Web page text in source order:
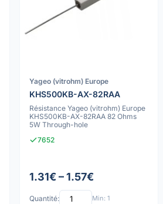
Yageo (vitrohm) Europe
KHS500KB-AX-82RAA
Résistance Yageo (vitrohm) Europe
KHS500KB-AX-82RAA 82 Ohms
5W Through-hole
7652
1.31€ – 1.57€
Quantité: Min: 1